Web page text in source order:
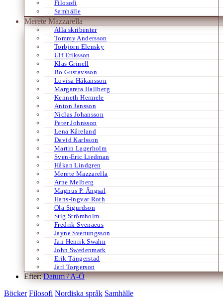
Filosofi
Samhälle
Merete Mazzarella
Alla skribenter
Tommy Andersson
Torbjörn Elensky
Ulf Eriksson
Klas Grinell
Bo Gustavsson
Lovisa Håkansson
Margareta Hallberg
Kenneth Hermele
Anton Jansson
Niclas Johansson
Peter Johnsson
Lena Kåreland
David Karlsson
Martin Lagerholm
Sven-Eric Liedman
Håkan Lindgren
Merete Mazzarella
Arne Melberg
Magnus P. Ängsal
Hans-Ingvar Roth
Ola Sigurdson
Stig Strömholm
Fredrik Svenaeus
Jayne Svenungsson
Jan Henrik Swahn
John Swedenmark
Erik Tängerstad
Jarl Torgerson
Efter:Datum /A-Ö
Böcker Filosofi Nordiska språk Samhälle